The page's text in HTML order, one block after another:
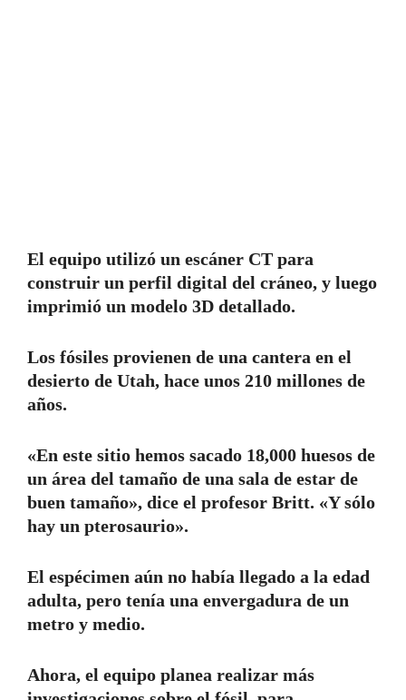
El equipo utilizó un escáner CT para
construir un perfil digital del cráneo, y luego
imprimió un modelo 3D detallado.
Los fósiles provienen de una cantera en el
desierto de Utah, hace unos 210 millones de
años.
«En este sitio hemos sacado 18,000 huesos de
un área del tamaño de una sala de estar de
buen tamaño», dice el profesor Britt. «Y sólo
hay un pterosaurio».
El espécimen aún no había llegado a la edad
adulta, pero tenía una envergadura de un
metro y medio.
Ahora, el equipo planea realizar más